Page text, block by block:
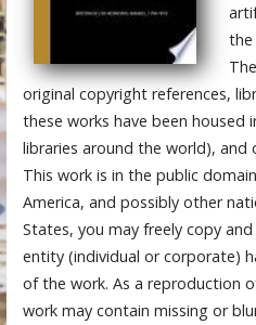
the
original copyright references,
these works have been
libraries around the world),
This work is in the public
America, and possibly other
States, you may freely copy
entity (individual or corporate)
of the work. As a reproduction
work may contain missing or